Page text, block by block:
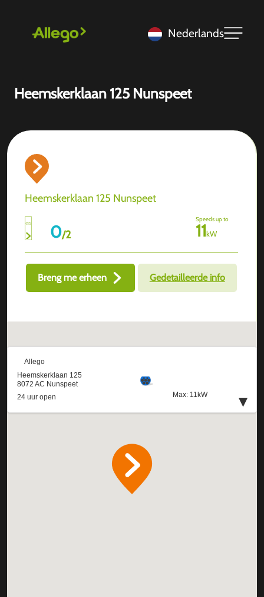
Nederlands
Heemskerklaan 125 Nunspeet
Heemskerklaan 125 Nunspeet
0/2
Speeds up to
11kW
Breng me erheen Gedetailleerde info